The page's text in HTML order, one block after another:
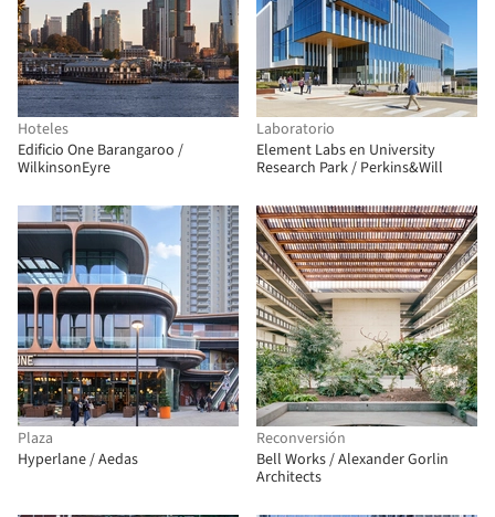
Hoteles
Edificio One Barangaroo /
WilkinsonEyre
Laboratorio
Element Labs en University
Research Park / Perkins&Will
Plaza
Hyperlane / Aedas
Reconversión
Bell Works / Alexander Gorlin
Architects